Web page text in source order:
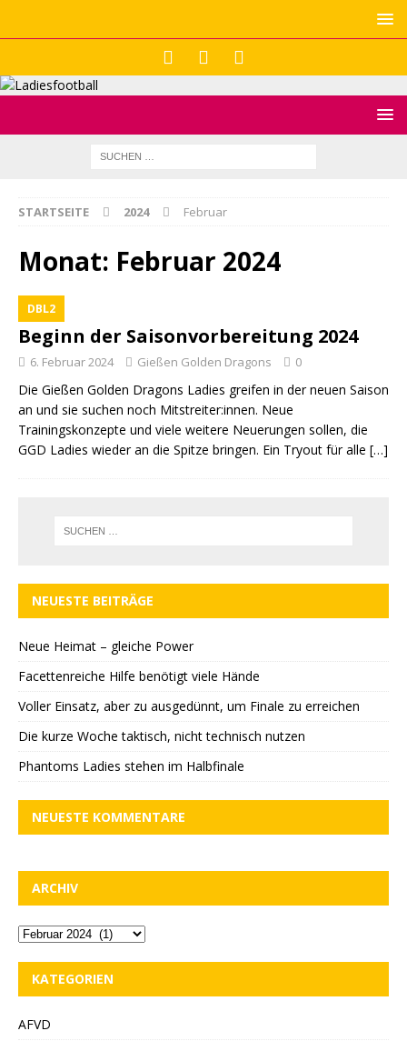
STARTSEITE 2024 Februar
Monat: Februar 2024
DBL2
Beginn der Saisonvorbereitung 2024
6. Februar 2024 Gießen Golden Dragons 0
Die Gießen Golden Dragons Ladies greifen in der neuen Saison
an und sie suchen noch Mitstreiter:innen. Neue
Trainingskonzepte und viele weitere Neuerungen sollen, die
GGD Ladies wieder an die Spitze bringen. Ein Tryout für alle […]
NEUESTE BEITRÄGE
Neue Heimat – gleiche Power
Facettenreiche Hilfe benötigt viele Hände
Voller Einsatz, aber zu ausgedünnt, um Finale zu erreichen
Die kurze Woche taktisch, nicht technisch nutzen
Phantoms Ladies stehen im Halbfinale
NEUESTE KOMMENTARE
ARCHIV
KATEGORIEN
AFVD